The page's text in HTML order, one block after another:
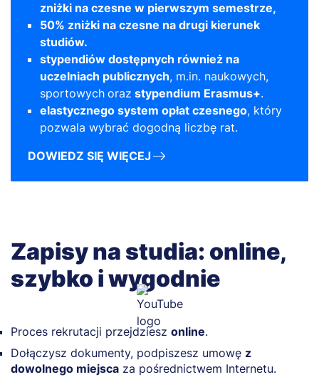
zniżki na czesne w pierwszym semestrze,
50% zniżki na czesne na drugi kierunek
studiów.
stypendiów dostępnych również na
uczelniach publicznych, m.in. naukowych,
sportowych oraz stypendium Erasmus+.
elastycznego system opłat czesnego, który
pozwala wybrać dogodną liczbę rat.
DOWIEDZ SIĘ WIĘCEJ
Zapisy na studia: online,
szybko i wygodnie
Proces rekrutacji przejdziesz online.
Dołączysz dokumenty, podpiszesz umowę z
dowolnego miejsca za pośrednictwem Internetu.